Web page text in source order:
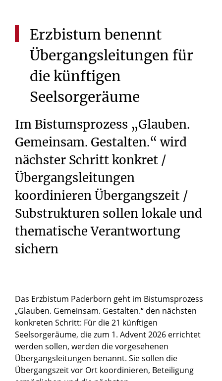
Erzbistumbenennt
Übergangsleitungen für
die künftigen
Seelsorgeräume
Im Bistumsprozess „Glauben.
Gemeinsam. Gestalten.“ wird
nächster Schritt konkret /
Übergangsleitungen
koordinieren Übergangszeit /
Substrukturen sollen lokale und
thematische Verantwortung
sichern
Das Erzbistum Paderborn geht im Bistumsprozess
„Glauben. Gemeinsam. Gestalten.“ den nächsten
konkreten Schritt: Für die 21 künftigen
Seelsorgeräume, die zum 1. Advent 2026 errichtet
werden sollen, werden die vorgesehenen
Übergangsleitungen benannt. Sie sollen die
Übergangszeit vor Ort koordinieren, Beteiligung